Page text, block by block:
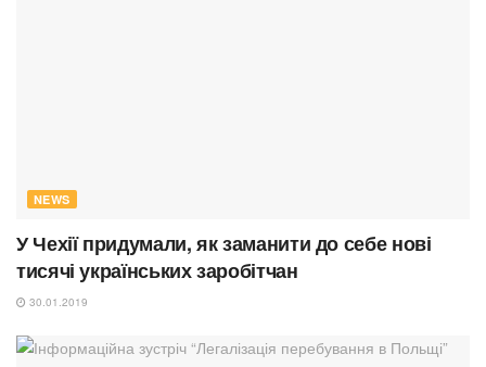
NEWS
У Чехії придумали, як заманити до себе нові
тисячі українських заробітчан
30.01.2019